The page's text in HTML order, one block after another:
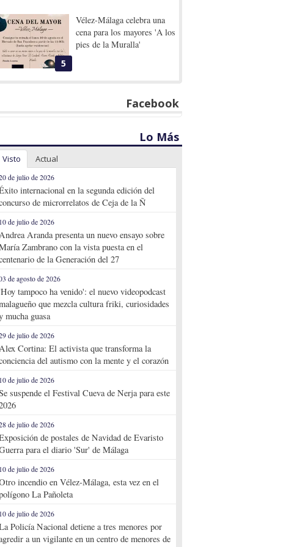
5
Vélez-Málaga celebra una
cena para los mayores 'A los
pies de la Muralla'
Facebook
Lo Más
Visto Actual
de julio de 2026
internacional en la segunda edición del
de microrrelatos de Ceja de la Ñ
10 de julio de 2026
Aranda presenta un nuevo ensayo sobre
Zambrano con la vista puesta en el
de la Generación del 27
de agosto de 2026
tampoco ha venido': el nuevo videopodcast
que mezcla cultura friki, curiosidades
mucha guasa
de julio de 2026
Cortina: El activista que transforma la
del autismo con la mente y el corazón
10 de julio de 2026
suspende el Festival Cueva de Nerja para este
de julio de 2026
de postales de Navidad de Evaristo
para el diario 'Sur' de Málaga
10 de julio de 2026
incendio en Vélez-Málaga, esta vez en el
La Pañoleta
10 de julio de 2026
Policía Nacional detiene a tres menores por
a un vigilante en un centro de menores de